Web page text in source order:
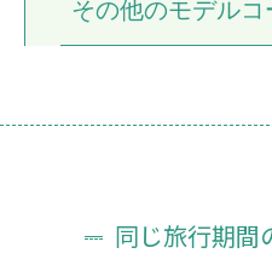
その他のモデル
同じ旅行期間